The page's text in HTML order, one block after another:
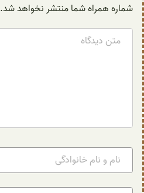
شماره همراه شما منتشر نخواهد شد.